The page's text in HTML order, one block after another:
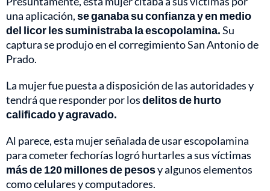
una aplicación,se ganaba su confianza y en medio
del licor les suministraba la escopolamina.Su
captura se produjo en el corregimiento San Antonio de
Prado.
La mujer fue puesta a disposición de las autoridades y
tendrá que responder por losdelitos de hurto
calificado y agravado.
Al parece, esta mujer señalada de usar escopolamina
para cometer fechorías logró hurtarles a sus víctimas
más de 120 millones de pesosy algunos elementos
como celulares y computadores.